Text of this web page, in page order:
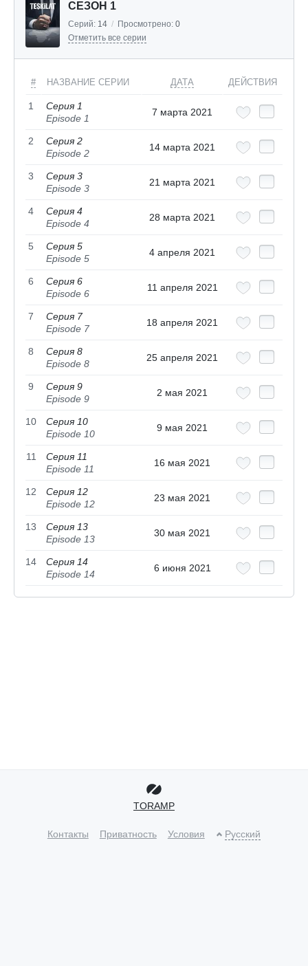
СЕЗОН 1
Серий: 14 / Просмотрено: 0
Отметить все серии
# НАЗВАНИЕ СЕРИИ ДАТА ДЕЙСТВИЯ
1
Серия 1
Episode 1
7 марта 2021
2
Серия 2
Episode 2
14 марта 2021
3
Серия 3
Episode 3
21 марта 2021
4
Серия 4
Episode 4
28 марта 2021
5
Серия 5
Episode 5
4 апреля 2021
6
Серия 6
Episode 6
11 апреля 2021
7
Серия 7
Episode 7
18 апреля 2021
8
Серия 8
Episode 8
25 апреля 2021
9
Серия 9
Episode 9
2 мая 2021
10
Серия 10
Episode 10
9 мая 2021
11
Серия 11
Episode 11
16 мая 2021
12
Серия 12
Episode 12
23 мая 2021
13
Серия 13
Episode 13
30 мая 2021
14
Серия 14
Episode 14
6 июня 2021
TORAMP
Контакты Приватность Условия Русский